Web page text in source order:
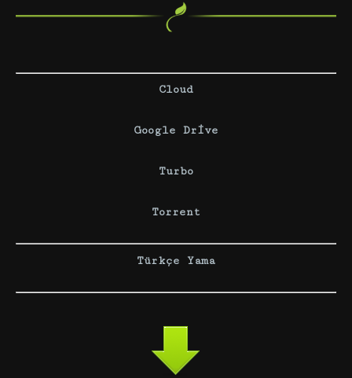
Cloud
Google Drive
Turbo
Torrent
Türkçe Yama